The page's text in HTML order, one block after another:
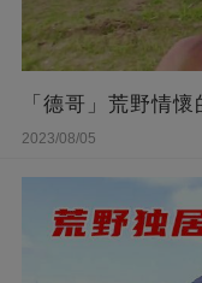
「德哥」荒野情
2023/08/05